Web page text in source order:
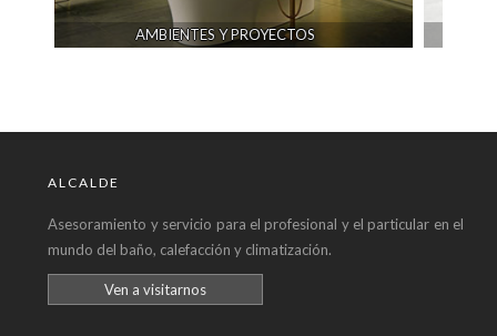
ALCALDE
Asesoramiento y servicio para el profesional y el particular en el
mundo del baño, calefacción y climatización.
Ven a visitarnos